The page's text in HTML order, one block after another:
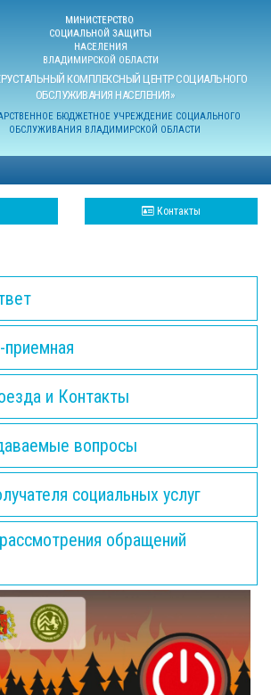
МИНИСТЕРСТВО
СОЦИАЛЬНОЙ ЗАЩИТЫ
НАСЕЛЕНИЯ
ВЛАДИМИРСКОЙ ОБЛАСТИ
КОМПЛЕКСНЫЙ ЦЕНТР СОЦИАЛЬНОГО
ОБСЛУЖИВАНИЯ НАСЕЛЕНИЯ»
БЮДЖЕТНОЕ УЧРЕЖДЕНИЕ СОЦИАЛЬНОГО
ОБСЛУЖИВАНИЯ ВЛАДИМИРСКОЙ ОБЛАСТИ
Контакты
приемная
и Контакты
вопросы
социальных услуг
обращений